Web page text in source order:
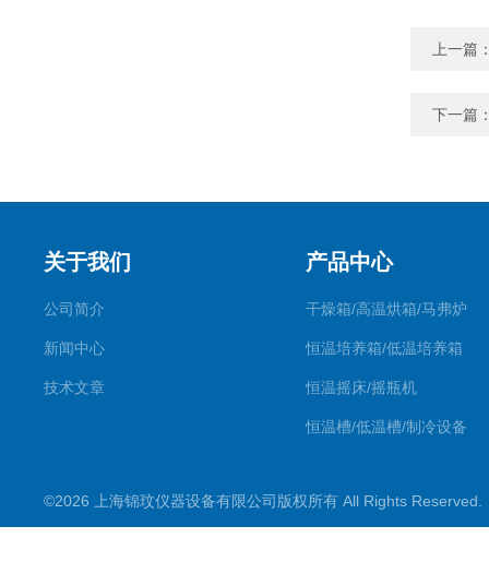
上一篇
下一篇
关于我们
公司简介
新闻中心
技术文章
产品中心
干燥箱/高温烘箱/马弗炉
恒温培养箱/低温培养箱
恒温摇床/摇瓶机
恒温槽/低温槽/制冷设备
超声波仪器
©2026 上海锦玟仪器设备有限公司版权所有 All Rights